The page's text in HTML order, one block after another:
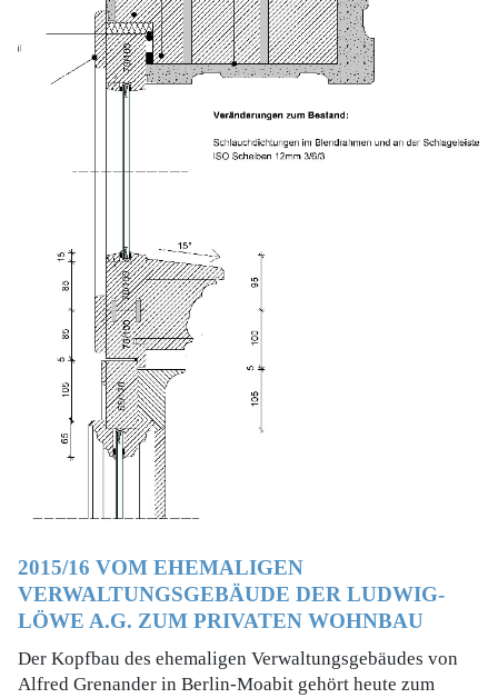
2015/16 VOM EHEMALIGEN
VERWALTUNGSGEBÄUDE DER LUDWIG-
LÖWE A.G. ZUM PRIVATEN WOHNBAU
Der Kopfbau des ehemaligen Verwaltungsgebäudes von
Alfred Grenander in Berlin-Moabit gehört heute zum